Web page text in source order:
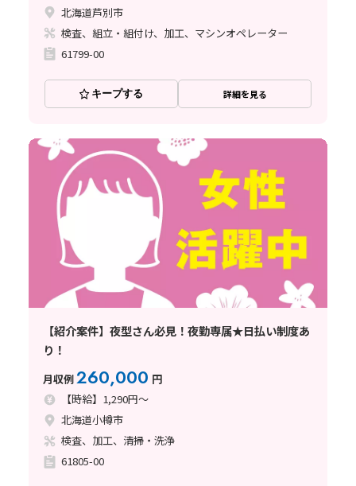
北海道芦別市
検査、組立・組付け、加工、マシンオペレーター
61799-00
キープする 詳細を見る
【紹介案件】夜型さん必見！夜勤専属★日払い制度あ
り！
月収例260,000 円
【時給】1,290円～
北海道小樽市
検査、加工、清掃・洗浄
61805-00